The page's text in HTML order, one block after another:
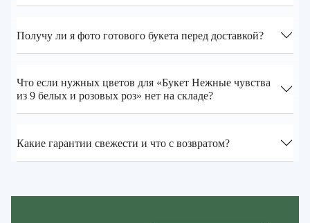
Получу ли я фото готового букета перед доставкой?
Что если нужных цветов для «Букет Нежные чувства
из 9 белых и розовых роз» нет на складе?
Какие гарантии свежести и что с возвратом?